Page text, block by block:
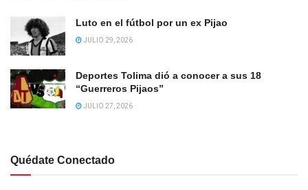
Luto en el fútbol por un ex Pijao
JULIO 29, 2026
Deportes Tolima dió a conocer a sus 18
“Guerreros Pijaos”
JULIO 27, 2026
Quédate Conectado